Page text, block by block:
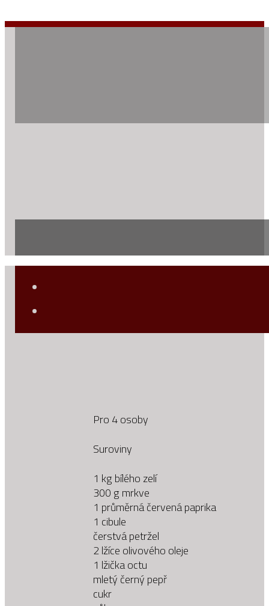
Pro 4 osoby
Suroviny
1 kg bílého zelí
300 g mrkve
1 průměrná červená paprika
1 cibule
čerstvá petržel
2 lžíce olivového oleje
1 lžička octu
mletý černý pepř
cukr